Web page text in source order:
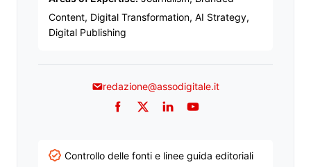
Content, Digital Transformation, AI Strategy,
Digital Publishing
redazione@assodigitale.it
Facebook
TwitterLinkedInYouTube
Controllo delle fonti e linee guida editoriali